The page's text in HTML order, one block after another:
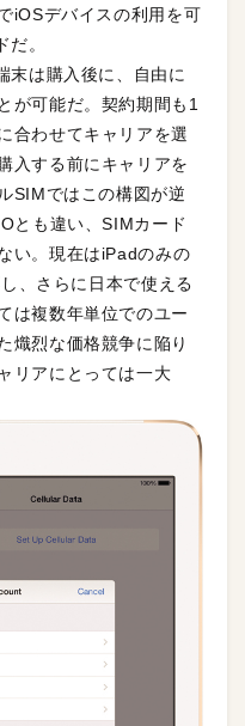
iOSデバイスの利用を可
。
末は購入後に、自由に
が可能だ。契約期間も1
合わせてキャリアを選
入する前にキャリアを
SIMではこの構図が逆
とも違い、SIMカード
い。現在はiPadのみの
、さらに日本で使える
は複数年単位でのユー
熾烈な価格競争に陥り
リアにとっては一大